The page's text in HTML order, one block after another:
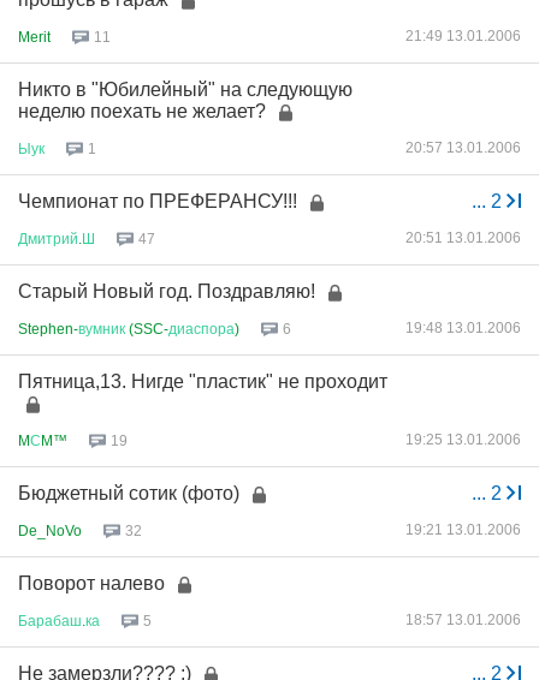
Merit 11 21:49 13.01.2006
Никто в "Юбилейный" на следующую
неделю поехать не желает?
Ыук 1 20:57 13.01.2006
... 2
Чемпионат по ПРЕФЕРАНСУ!!!
Дмитрий Ш 47 20:51 13.01.2006
Старый Новый год. Поздравляю!
Stephen-вумник (SSC-диаспора) 6 19:48 13.01.2006
Пятница,13. Нигде "пластик" не проходит
MСM™ 19 19:25 13.01.2006
... 2
Бюджетный сотик (фото)
De_NoVo 32 19:21 13.01.2006
Поворот налево
Барабаш ка 5 18:57 13.01.2006
... 2
Не замерзли???? :)